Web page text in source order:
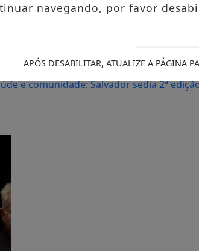
BUENO NO TERRAÇO MINEIRO
o show de Ritchie na Concha Acústica
DE 2026
Xanddy Harmonia
programação do Camarote
e comunidade: Salvador sedia 2ª
navegando, por favor
APÓS DESABILITAR, ATUALIZE A PÁGINA